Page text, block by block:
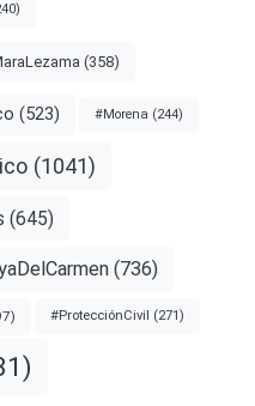
(358)
(523) #Morena (244)
(1041)
(645)
(736)
#ProtecciónCivil (271)